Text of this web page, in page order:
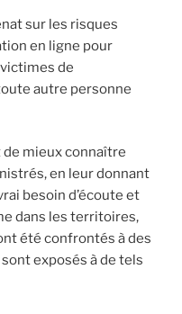
sur les risques
en ligne pour
de
autre personne
mieux connaître
en leur donnant
besoin d’écoute et
dans les territoires,
été confrontés à des
exposés à de tels